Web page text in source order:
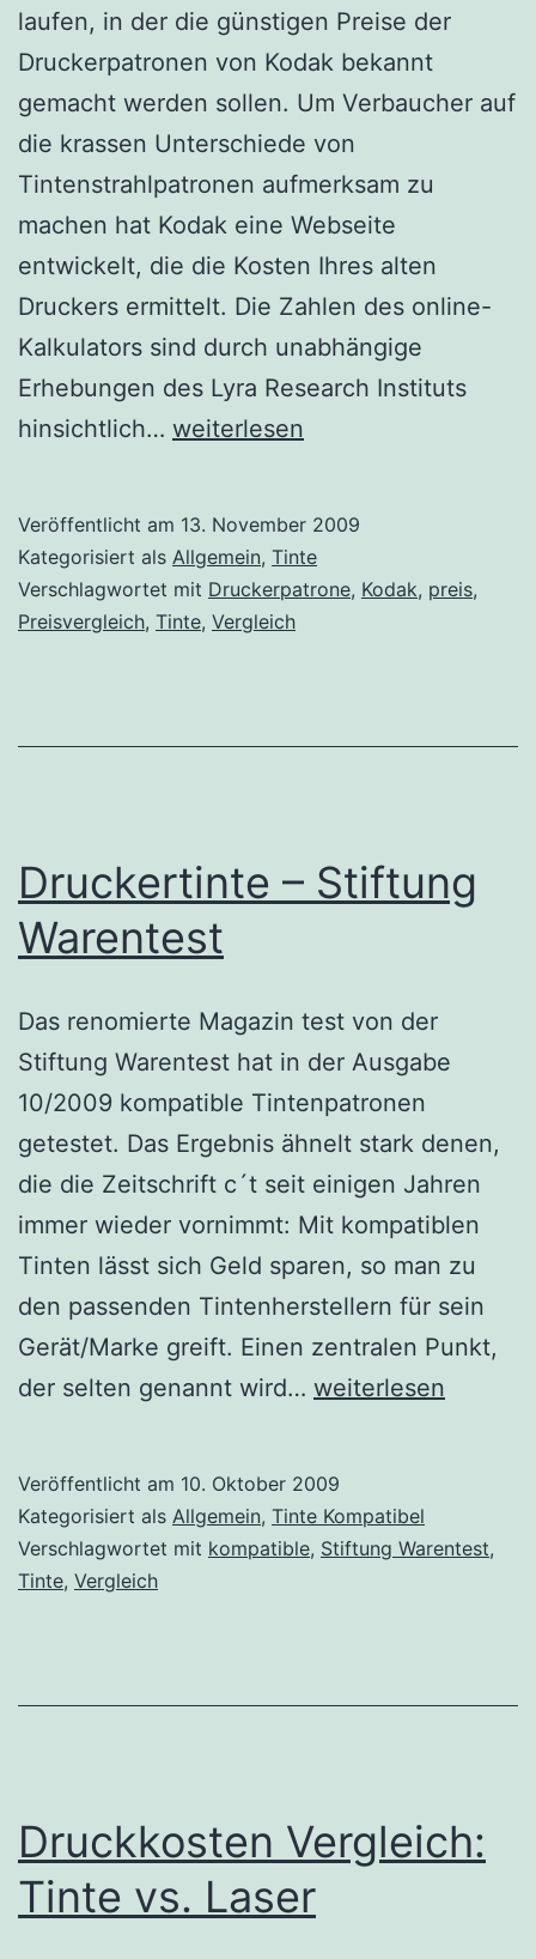
laufen, in der die günstigen Preise der
Druckerpatronen von Kodak bekannt
gemacht werden sollen. Um Verbaucher auf
die krassen Unterschiede von
Tintenstrahlpatronen aufmerksam zu
machen hat Kodak eine Webseite
entwickelt, die die Kosten Ihres alten
Druckers ermittelt. Die Zahlen des online-
Kalkulators sind durch unabhängige
Erhebungen des Lyra Research Instituts
hinsichtlich… Preisvergleich
Kodak
weiterlesen
Veröffentlicht am 13. November 2009
Kategorisiert als Allgemein, Tinte
Verschlagwortet mit Druckerpatrone, Kodak, preis,
Preisvergleich, Tinte, Vergleich
Druckertinte – Stiftung
Warentest
Das renomierte Magazin test von der
Stiftung Warentest hat in der Ausgabe
10/2009 kompatible Tintenpatronen
getestet. Das Ergebnis ähnelt stark denen,
die die Zeitschrift c´t seit einigen Jahren
immer wieder vornimmt: Mit kompatiblen
Tinten lässt sich Geld sparen, so man zu
den passenden Tintenherstellern für sein
Gerät/Marke greift. Einen zentralen Punkt,
der selten genannt wird… Druckertinte
Warentest
weiterlesen
Veröffentlicht am 10. Oktober 2009
Kategorisiert als Allgemein, Tinte Kompatibel
Verschlagwortet mit kompatible, Stiftung Warentest,
Tinte, Vergleich
Druckkosten Vergleich:
Tinte vs. Laser